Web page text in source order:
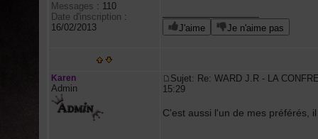
Messages : 110
Date d'inscription :
16/02/2013
J'aime Je n'aime pas
Karen
Admin
Sujet: Re: WARD J.R - LA
15:29
C'est aussi l'un de mes préférés,